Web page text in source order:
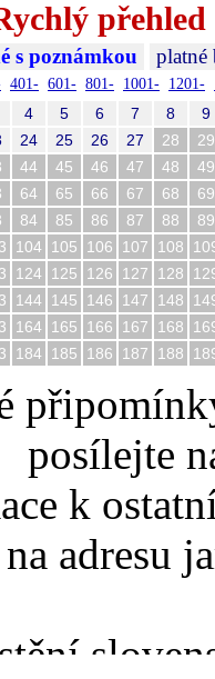
přehled
s poznámkou platné
401- 601- 801- 1001- 1201-
4 5 6 7 8
9
24 25 26 27 28
29
44 45 46 47 48
49
64 65 66 67 68
69
84 85 86 87 88
89
104 105 106 107 108
124 125 126 127 128
144 145 146 147 148
164 165 166 167 168
184 185 186 187 188
posílejte
k
adresu